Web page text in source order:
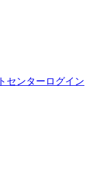
センター ログイン